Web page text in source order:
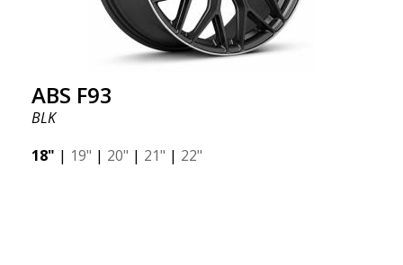
ABS F93
BLK
18" | 19" | 20" | 21" | 22"